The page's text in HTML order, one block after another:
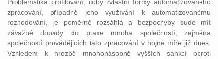
Problematika profilování, coby zvláštní formy automatizovaného
zpracování, případně jeho využívání k automatizovanému
rozhodování, je poměrně rozsáhlá a bezpochyby bude mít
závažné dopady do praxe mnoha společností, zejména
společností provádějících tato zpracování v hojné míře již dnes.
Vzhledem k hrozbě mnohonásobně vyšších sankcí oproti